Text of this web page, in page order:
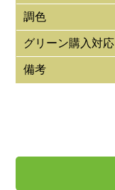
調色
グリーン購入対応
備考